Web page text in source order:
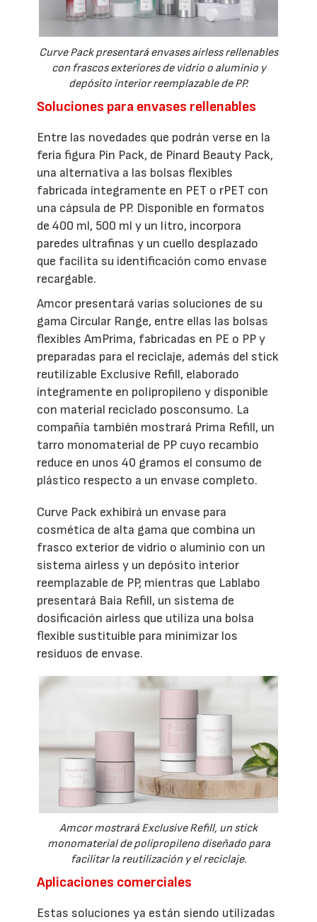
Curve Pack presentará envases airless rellenables
con frascos exteriores de vidrio o aluminio y
depósito interior reemplazable de PP.
Soluciones para envases rellenables
Entre las novedades que podrán verse en la
feria figura Pin Pack, de Pinard Beauty Pack,
una alternativa a las bolsas flexibles
fabricada íntegramente en PET o rPET con
una cápsula de PP. Disponible en formatos
de 400 ml, 500 ml y un litro, incorpora
paredes ultrafinas y un cuello desplazado
que facilita su identificación como envase
recargable.
Amcor presentará varias soluciones de su
gama Circular Range, entre ellas las bolsas
flexibles AmPrima, fabricadas en PE o PP y
preparadas para el reciclaje, además del stick
reutilizable Exclusive Refill, elaborado
íntegramente en polipropileno y disponible
con material reciclado posconsumo. La
compañía también mostrará Prima Refill, un
tarro monomaterial de PP cuyo recambio
reduce en unos 40 gramos el consumo de
plástico respecto a un envase completo.
Curve Pack exhibirá un envase para
cosmética de alta gama que combina un
frasco exterior de vidrio o aluminio con un
sistema airless y un depósito interior
reemplazable de PP, mientras que Lablabo
presentará Baia Refill, un sistema de
dosificación airless que utiliza una bolsa
flexible sustituible para minimizar los
residuos de envase.
Amcor mostrará Exclusive Refill, un stick
monomaterial de polipropileno diseñado para
facilitar la reutilización y el reciclaje.
Aplicaciones comerciales
Estas soluciones ya están siendo utilizadas